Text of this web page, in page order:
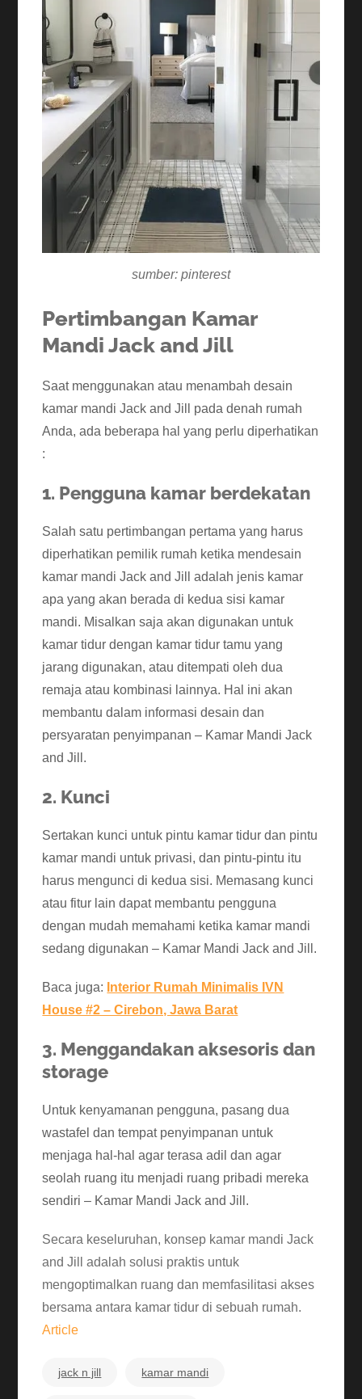
sumber: pinterest
Pertimbangan Kamar
Mandi Jack and Jill
Saat menggunakan atau menambah desain
kamar mandi Jack and Jill pada denah rumah
Anda, ada beberapa hal yang perlu diperhatikan
:
1. Pengguna kamar berdekatan
Salah satu pertimbangan pertama yang harus
diperhatikan pemilik rumah ketika mendesain
kamar mandi Jack and Jill adalah jenis kamar
apa yang akan berada di kedua sisi kamar
mandi. Misalkan saja akan digunakan untuk
kamar tidur dengan kamar tidur tamu yang
jarang digunakan, atau ditempati oleh dua
remaja atau kombinasi lainnya. Hal ini akan
membantu dalam informasi desain dan
persyaratan penyimpanan – Kamar Mandi Jack
and Jill.
2. Kunci
Sertakan kunci untuk pintu kamar tidur dan pintu
kamar mandi untuk privasi, dan pintu-pintu itu
harus mengunci di kedua sisi. Memasang kunci
atau fitur lain dapat membantu pengguna
dengan mudah memahami ketika kamar mandi
sedang digunakan – Kamar Mandi Jack and Jill.
Baca juga: Interior Rumah Minimalis IVN
House #2 – Cirebon, Jawa Barat
3. Menggandakan aksesoris dan
storage
Untuk kenyamanan pengguna, pasang dua
wastafel dan tempat penyimpanan untuk
menjaga hal-hal agar terasa adil dan agar
seolah ruang itu menjadi ruang pribadi mereka
sendiri – Kamar Mandi Jack and Jill.
Secara keseluruhan, konsep kamar mandi Jack
and Jill adalah solusi praktis untuk
mengoptimalkan ruang dan memfasilitasi akses
bersama antara kamar tidur di sebuah rumah.
Article
jack n jill kamar mandi